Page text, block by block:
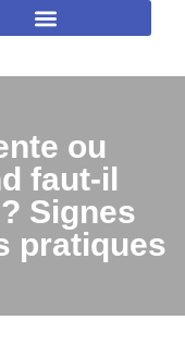
ou
faut-il
Signes
pratiques